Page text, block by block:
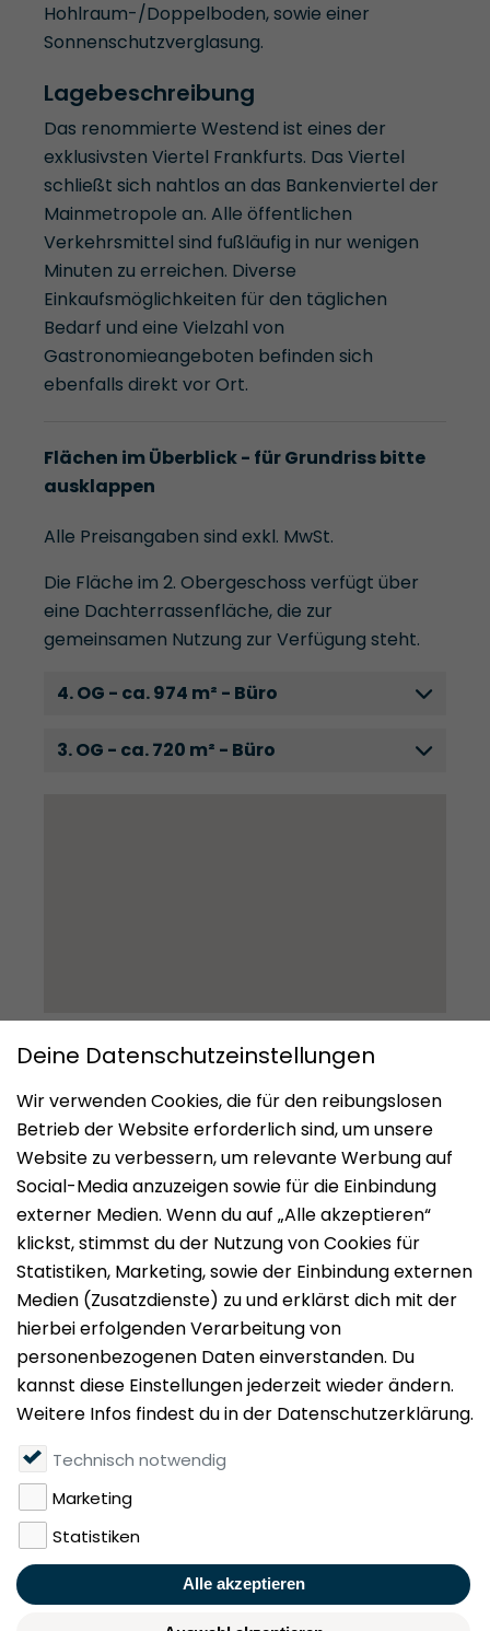
Hohlraum-/Doppelboden, sowie einer
Sonnenschutzverglasung.
Lagebeschreibung
Das renommierte Westend ist eines der
exklusivsten Viertel Frankfurts. Das Viertel
schließt sich nahtlos an das Bankenviertel der
Mainmetropole an. Alle öffentlichen
Verkehrsmittel sind fußläufig in nur wenigen
Minuten zu erreichen. Diverse
Einkaufsmöglichkeiten für den täglichen
Bedarf und eine Vielzahl von
Gastronomieangeboten befinden sich
ebenfalls direkt vor Ort.
Flächen im Überblick - für Grundriss bitte
ausklappen
Alle Preisangaben sind exkl. MwSt.
Die Fläche im 2. Obergeschoss verfügt über
eine Dachterrassenfläche, die zur
gemeinsamen Nutzung zur Verfügung steht.
4. OG - ca. 974 m² - Büro
3. OG - ca. 720 m² - Büro
Impressum
Datenschutz
Nutzungsbedingungen
Mieten
Vermieten
Über uns
Presse
Geldwäschegesetz
Rufen Sie uns gerne an: